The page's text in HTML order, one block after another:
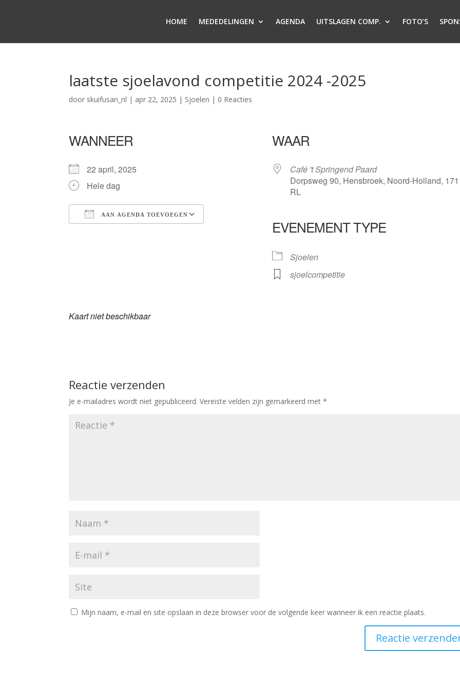
HOME MEDEDELINGEN AGENDA UITSLAGEN COMP. FOTO’S
laatste sjoelavond competitie 2024 -2025
door skuifusan_nl | apr 22, 2025 | Sjoelen | 0 Reacties
WANNEER
22 april, 2025
Hele dag
AAN AGENDA TOEVOEGEN
Google Calendar iCalendar
WAAR
Café 't Springend Paard
Dorpsweg 90, Hensbroek, Noord-Holland,
RL
EVENEMENT TYPE
Sjoelen
sjoelcompetitie
Kaart niet beschikbaar
Reactie verzenden
Je e-mailadres wordt niet gepubliceerd. Vereiste velden zijn gemarkeerd met*
Mijn naam, e-mail en site opslaan in deze browser voor de volgende keer wanneer ik een reactie plaats.